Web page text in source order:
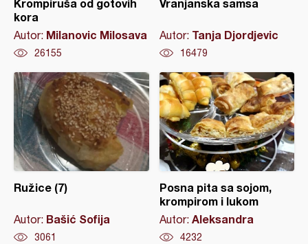
Krompiruša od gotovih
kora
Autor: Milanovic Milosava
26155
Vranjanska samsa
Autor: Tanja Djordjevic
16479
Ružice (7)
Autor: Bašić Sofija
3061
Posna pita sa sojom,
krompirom i lukom
Autor: Aleksandra
4232